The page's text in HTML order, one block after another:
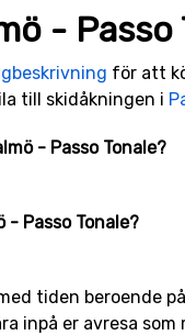
- Passo
för att
till skidåkningen i
- Passo Tonale?
Passo Tonale?
tiden beroende
inpå er avresa som